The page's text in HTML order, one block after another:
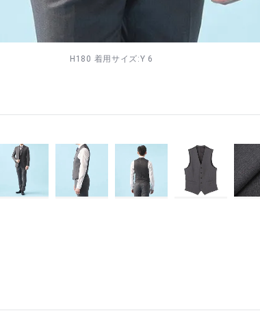
H180 着用サイズ:Y 6